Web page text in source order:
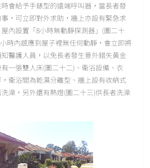
會給予手錶型的遠端呼叫器，當長者發
，可立即對外求助，牆上亦設有緊急求
內設置「8小時無動靜探測器」(圖二十
時內感應到屋子裡無任何動靜，會立即將
醫護人員，以免長者發生意外錯失黃金
一張雙人床(圖二十二)、衛浴設備、衣
衛浴間為乾濕分離型、牆上設有收納式
澡，另外還有熱燈(圖二十三)供長者洗澡